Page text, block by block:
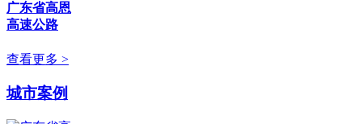
广东省高恩
高速公路
查看更多 >
城市案例